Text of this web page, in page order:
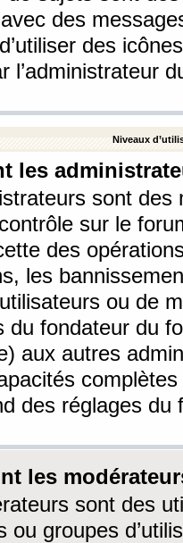
des
des
l’administrateur
Niveaux
les
sont
sur le
des
les
ou de
du fondateur du
aux autres
des réglages du
les
sont des
ou groupes